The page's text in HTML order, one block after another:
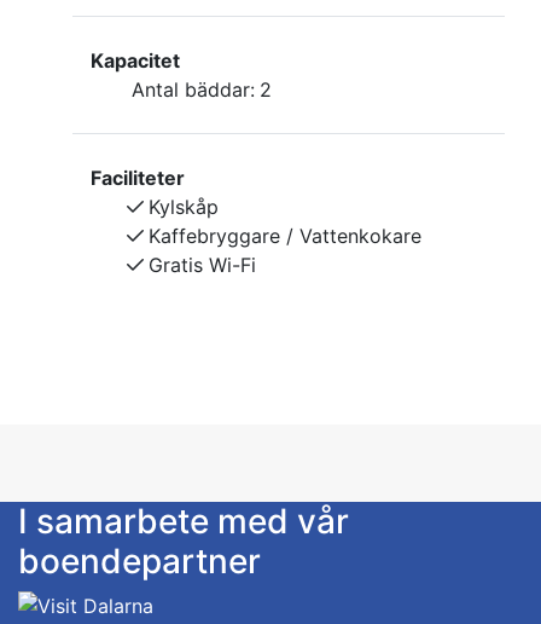
Kapacitet
Antal bäddar: 2
Faciliteter
Kylskåp
Kaffebryggare / Vattenkokare
Gratis Wi-Fi
I samarbete med vår
boendepartner